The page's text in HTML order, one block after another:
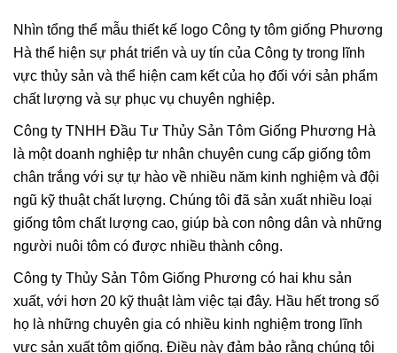
Nhìn tổng thể mẫu thiết kế logo Công ty tôm giống Phương
Hà thể hiện sự phát triển và uy tín của Công ty trong lĩnh
vực thủy sản và thể hiện cam kết của họ đối với sản phẩm
chất lượng và sự phục vụ chuyên nghiệp.
Công ty TNHH Đầu Tư Thủy Sản Tôm Giống Phương Hà
là một doanh nghiệp tư nhân chuyên cung cấp giống tôm
chân trắng với sự tự hào về nhiều năm kinh nghiệm và đội
ngũ kỹ thuật chất lượng. Chúng tôi đã sản xuất nhiều loại
giống tôm chất lượng cao, giúp bà con nông dân và những
người nuôi tôm có được nhiều thành công.
Công ty Thủy Sản Tôm Giống Phương có hai khu sản
xuất, với hơn 20 kỹ thuật làm việc tại đây. Hầu hết trong số
họ là những chuyên gia có nhiều kinh nghiệm trong lĩnh
vực sản xuất tôm giống. Điều này đảm bảo rằng chúng tôi